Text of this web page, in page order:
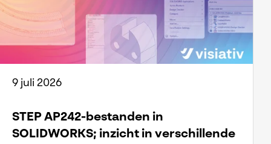
9 juli 2026
STEP AP242-bestanden in
SOLIDWORKS; inzicht in verschillende